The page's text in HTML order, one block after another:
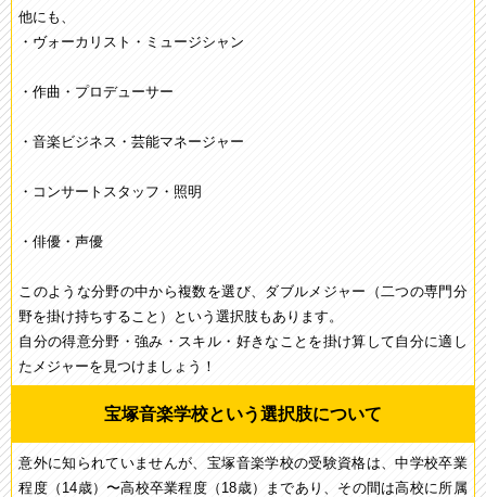
他にも、
・ヴォーカリスト・ミュージシャン
・作曲・プロデューサー
・音楽ビジネス・芸能マネージャー
・コンサートスタッフ・照明
・俳優・声優
このような分野の中から複数を選び、ダブルメジャー（二つの専門分
野を掛け持ちすること）という選択肢もあります。
自分の得意分野・強み・スキル・好きなことを掛け算して自分に適し
たメジャーを見つけましょう！
宝塚音楽学校という選択肢について
意外に知られていませんが、宝塚音楽学校の受験資格は、中学校卒業
程度（14歳）〜高校卒業程度（18歳）まであり、その間は高校に所属